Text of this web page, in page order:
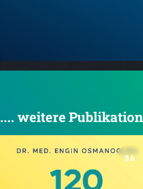
.... weitere
3.6